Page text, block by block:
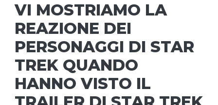
VI MOSTRIAMO LA
REAZIONE DEI
PERSONAGGI DI STAR
TREK QUANDO
HANNO VISTO IL